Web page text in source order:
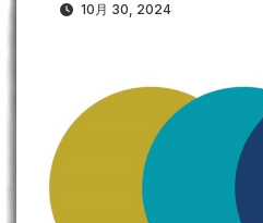
10月 30, 2024